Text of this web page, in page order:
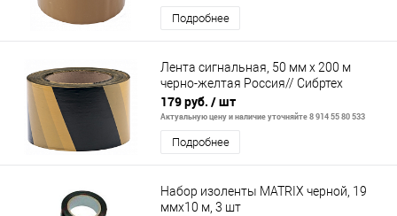
Подробнее
Лента сигнальная, 50 мм х 200 м
черно-желтая Россия// Сибртех
179 руб. / шт
Актуальную цену и наличие уточняйте 8 914 55 80 533
Подробнее
Набор изоленты MATRIX черной, 19
ммх10 м, 3 шт